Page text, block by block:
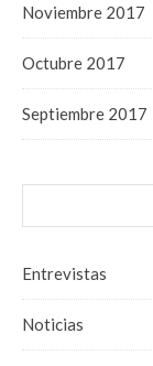
Noviembre 2017
Octubre 2017
Septiembre 2017
Entrevistas
Noticias